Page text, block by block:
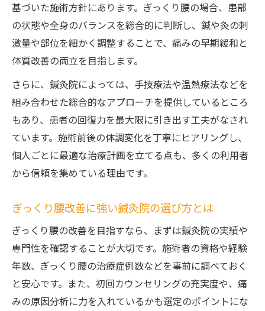
基づいた施術方針にあります。ぎっくり腰の場合、患部
の状態や全身のバランスを総合的に判断し、鍼や灸の刺
激量や部位を細かく調整することで、痛みの早期緩和と
体質改善の両立を目指します。
さらに、鍼灸院によっては、手技療法や温熱療法などを
組み合わせた総合的なアプローチを提供しているところ
もあり、患者の回復力を最大限に引き出す工夫がなされ
ています。施術前後の体調変化を丁寧にヒアリングし、
個人ごとに最適な治療計画を立てる点も、多くの利用者
から信頼を集めている理由です。
ぎっくり腰改善に強い鍼灸院の選び方とは
ぎっくり腰の改善を目指すなら、まずは鍼灸院の実績や
専門性を確認することが大切です。施術者の資格や経験
年数、ぎっくり腰の治療症例数などを事前に調べておく
と安心です。また、初回カウンセリングの充実度や、痛
みの原因分析に力を入れているかも選定のポイントにな